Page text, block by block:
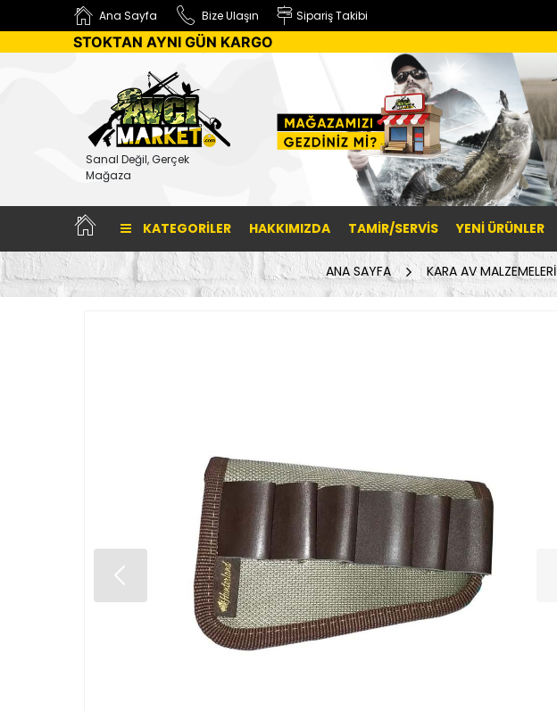
Ana Sayfa Bize Ulaşın Sipariş Takibi
STOKTAN AYNI GÜN KARGO
Sanal Değil, Gerçek
Mağaza
KATEGORILER HAKKIMIZDA TAMİR/SERVİS YENI ÜRÜNLER
ANA SAYFA KARA AV MALZEMELERİ